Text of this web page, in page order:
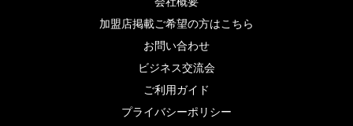
加盟店掲載ご希望の方はこちら
お問い合わせ
ビジネス交流会
ご利用ガイド
プライバシーポリシー